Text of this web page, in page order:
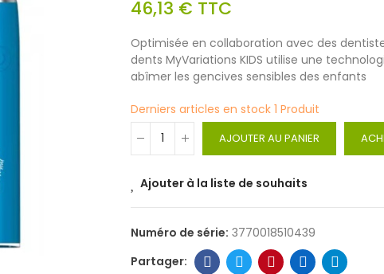
46,13 € TTC
Optimisée en collaboration avec des
dents MyVariations KIDS utilise une
abîmer les gencives sensibles des enfants
Derniers articles en stock 1 Produit
AJOUTER AU PANIER
Ajouter à la liste de souhaits
Numéro de série: 3770018510439